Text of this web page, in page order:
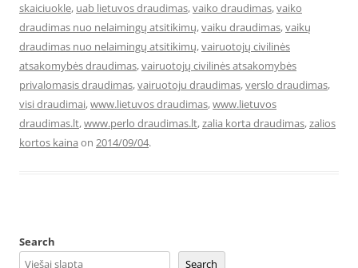
skaiciuokle, uab lietuvos draudimas,vaiko draudimas,vaiko
draudimas nuo nelaimingų atsitikimų,vaiku draudimas,vaikų
draudimas nuo nelaimingų atsitikimų,vairuotojų civilinės
atsakomybės draudimas,vairuotojų civilinės atsakomybės
privalomasis draudimas,vairuotoju draudimas,verslo draudimas,
visi draudimai,www.lietuvos draudimas,www.lietuvos
draudimas.lt,www.perlo draudimas.lt,zalia korta draudimas,zalios
kortos kaina on 2014/09/04.
Search
Search